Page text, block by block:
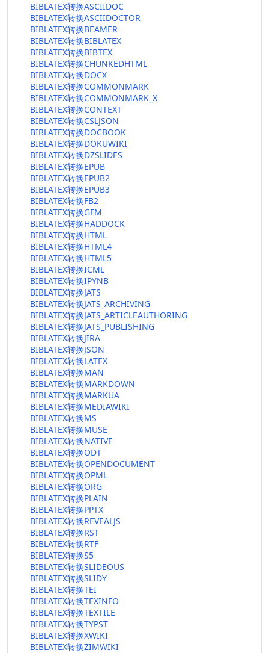
BIBLATEX转换ASCIIDOC
BIBLATEX转换ASCIIDOCTOR
BIBLATEX转换BEAMER
BIBLATEX转换BIBLATEX
BIBLATEX转换BIBTEX
BIBLATEX转换CHUNKEDHTML
BIBLATEX转换DOCX
BIBLATEX转换COMMONMARK
BIBLATEX转换COMMONMARK_X
BIBLATEX转换CONTEXT
BIBLATEX转换CSLJSON
BIBLATEX转换DOCBOOK
BIBLATEX转换DOKUWIKI
BIBLATEX转换DZSLIDES
BIBLATEX转换EPUB
BIBLATEX转换EPUB2
BIBLATEX转换EPUB3
BIBLATEX转换FB2
BIBLATEX转换GFM
BIBLATEX转换HADDOCK
BIBLATEX转换HTML
BIBLATEX转换HTML4
BIBLATEX转换HTML5
BIBLATEX转换ICML
BIBLATEX转换IPYNB
BIBLATEX转换JATS
BIBLATEX转换JATS_ARCHIVING
BIBLATEX转换JATS_ARTICLEAUTHORING
BIBLATEX转换JATS_PUBLISHING
BIBLATEX转换JIRA
BIBLATEX转换JSON
BIBLATEX转换LATEX
BIBLATEX转换MAN
BIBLATEX转换MARKDOWN
BIBLATEX转换MARKUA
BIBLATEX转换MEDIAWIKI
BIBLATEX转换MS
BIBLATEX转换MUSE
BIBLATEX转换NATIVE
BIBLATEX转换ODT
BIBLATEX转换OPENDOCUMENT
BIBLATEX转换OPML
BIBLATEX转换ORG
BIBLATEX转换PLAIN
BIBLATEX转换PPTX
BIBLATEX转换REVEALJS
BIBLATEX转换RST
BIBLATEX转换RTF
BIBLATEX转换S5
BIBLATEX转换SLIDEOUS
BIBLATEX转换SLIDY
BIBLATEX转换TEI
BIBLATEX转换TEXINFO
BIBLATEX转换TEXTILE
BIBLATEX转换TYPST
BIBLATEX转换XWIKI
BIBLATEX转换ZIMWIKI